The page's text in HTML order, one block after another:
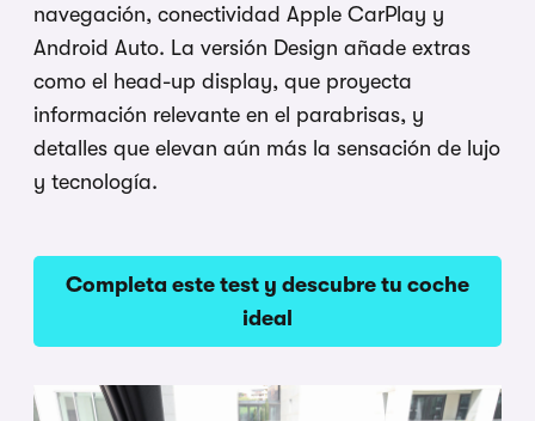
navegación, conectividad Apple CarPlay y
Android Auto. La versión Design añade extras
como el head-up display, que proyecta
información relevante en el parabrisas, y
detalles que elevan aún más la sensación de lujo
y tecnología.
Completa este test y descubre tu coche
ideal